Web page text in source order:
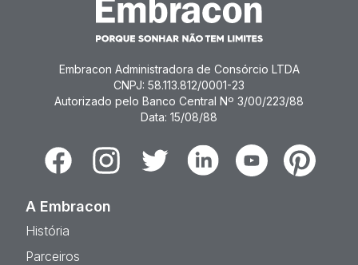
Embracon Administradora de Consórcio LTDA
CNPJ: 58.113.812/0001-23
Autorizado pelo Banco Central Nº 3/00/223/88
Data: 15/08/88
FacebookInstagramTwitter LinkedinYoutubePinterest
A Embracon
História
Parceiros